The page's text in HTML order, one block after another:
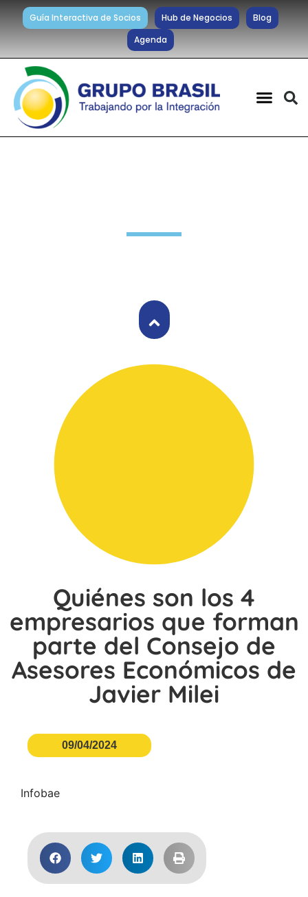
Guía Interactiva de Socios Hub de Negocios
Blog
Agenda
Quiénes son los 4
empresarios que forman
parte del Consejo de
Asesores Económicos de
Javier Milei
09/04/2024
Infobae